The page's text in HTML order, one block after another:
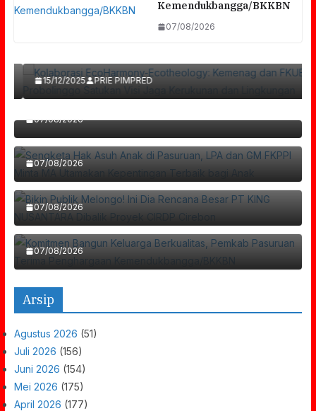
Kemendukbangga/BKKBN
07/08/2026
Kolaborasi EcoHarmony-Ecotheology:
Kemenag Dan FKUB Probolinggo Satukan
15/12/2025 PRIE PIMPRED
Mujiono Jambu Memberikan Donasi Untuk
TPQ Darul Ilmi Cerme Kidul
07/08/2026
Kepentingan Terbaik Bagi Anak
07/08/2026
Bikin Publik Melongo! Ini Dia Rencana Besar
PT KING NUSANTARA Dibalik Proyek CIRDP
Cirebon
07/08/2026
Komitmen Bangun Keluarga Berkualitas,
Pemkab Pasuruan Terima Penghargaan
Kemendukbangga/BKKBN
07/08/2026
Arsip
Agustus 2026 (51)
Juli 2026 (156)
Juni 2026 (154)
Mei 2026 (175)
April 2026 (177)